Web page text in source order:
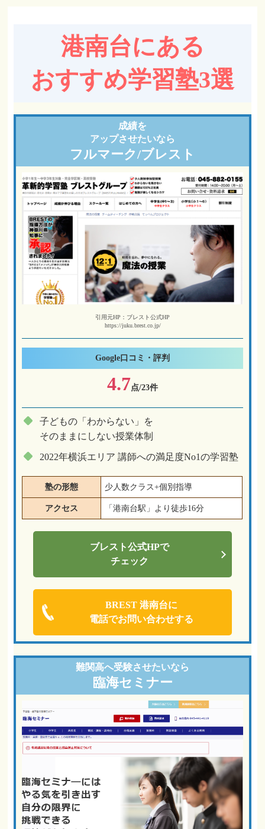
港南台にある
おすすめ学習塾3選
成績を
アップさせたいなら
フルマーク/ブレスト
引用元HP：ブレスト公式HP
https://juku.brest.co.jp/
Google 口コミ・評判
4.7点/23件
子どもの「わからない」を
そのままにしない授業体制
2022年横浜エリア 講師への満足度No1の学習塾
塾の形態 少人数クラス+個別指導
アクセス 「港南台駅」より徒歩16分
ブレスト公式HPで
チェック
BREST 港南台に
電話でお問い合わせする
難関高へ受験させたいなら
臨海セミナー